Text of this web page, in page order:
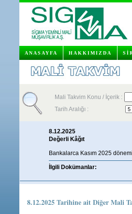
ANASAYFA HAKKIMIZDA
Mali Takvim Konu / İçerik :
Tarih Aralığı :
8.12.2025
Değerli Kâğıt
Bankalarca Kasım 2025
İlgili Dokümanlar:
8.12.2025 Tarihine ait Diğer Mali